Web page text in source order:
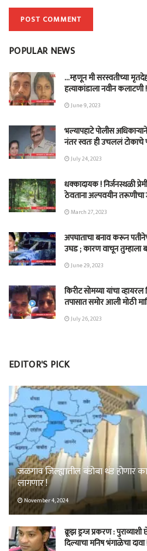
POPULAR NEWS
…म्हणून मी सरस्वतीच्या
हत्याकांडाला नवीन कलाटणी !
June 9, 2023
भल्यापहाटे पोलीस
नंतर स्वतः ही उचललं
July 24, 2023
धक्कादायक ! निर्जनस्थळी
ठेवताना अल्पवयीन तरूणीचा
March 27, 2023
अपघाताचा बनाव करून
उघड ; कारण वाचून
June 29, 2023
किरीट सोमय्या यांचा
तपासात समोर आली मोठी
July 26, 2023
EDITOR'S PICK
जळगाव जिल्ह्यातील बंडोबा थंड होणार
लागणार !
November 4, 2024
क्रूझ ड्रग्ज प्रकरण :
दिल्याचा मनिष भंगाळेचा दावा